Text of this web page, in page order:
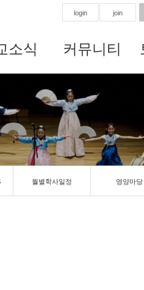
login join
소식 커뮤니티
월별학사일정 영양마당